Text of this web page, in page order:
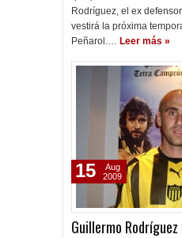
Rodríguez, el ex
vestirá la próxima
Peñarol.… Leer más »
Guillermo
15
Aug
2009